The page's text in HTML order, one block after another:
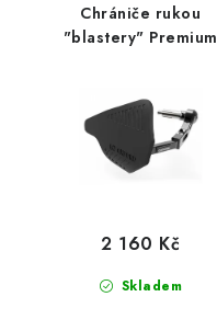
Chrániče rukou
"blastery" Premium
Skladem
2 160 Kč